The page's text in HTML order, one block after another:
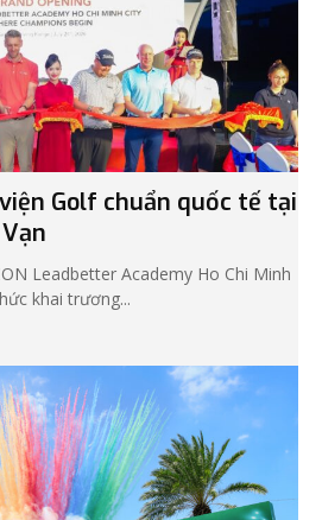
Golf chuẩn quốc tế tại
Leadbetter Academy Ho Chi Minh
khai trương...